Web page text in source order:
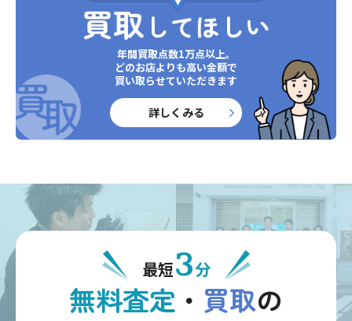
買取 してほしい
年間買取点数1万点以上。
どのお店よりも高い金額で
買い取らせていただきます
詳しくみる
最短3分
無料査定 ・ 買取の